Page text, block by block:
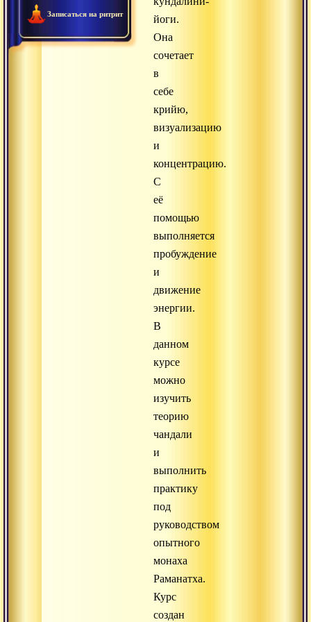
Записаться на ритрит
йоги.
Она
сочетает
в
себе
крийю,
визуализацию
и
концентрацию.
С
её
помощью
выполняется
пробуждение
и
движение
энергии.
В
данном
курсе
можно
изучить
теорию
чандали
и
выполнить
практику
под
руководством
опытного
монаха
Раманатха.
Курс
создан